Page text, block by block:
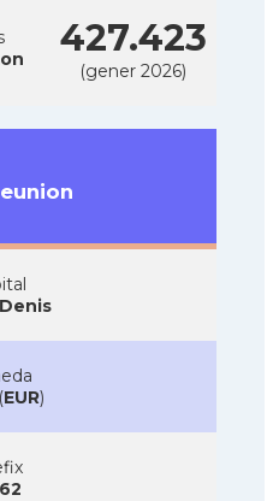
427.423
(gener 2026)
(EUR)